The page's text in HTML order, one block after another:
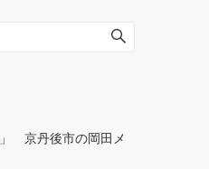
」 京丹後市の岡田メ